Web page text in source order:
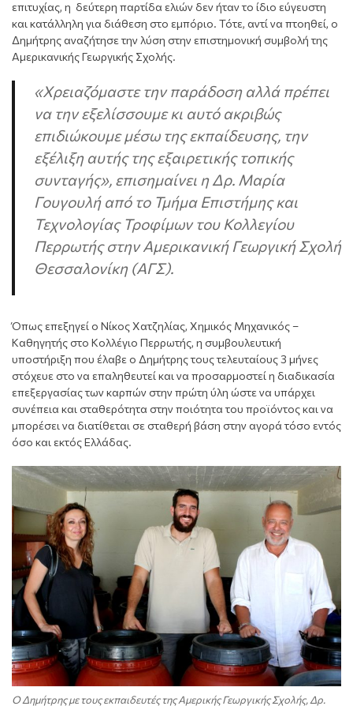
επιτυχίας, η δεύτερη παρτίδα ελιών δεν ήταν το ίδιο εύγευστη
και κατάλληλη για διάθεση στο εμπόριο. Τότε, αντί να πτοηθεί, ο
Δημήτρης αναζήτησε την λύση στην επιστημονική συμβολή της
Αμερικανικής Γεωργικής Σχολής.
«Χρειαζόμαστε την παράδοση αλλά πρέπει
να την εξελίσσουμε κι αυτό ακριβώς
επιδιώκουμε μέσω της εκπαίδευσης, την
εξέλιξη αυτής της εξαιρετικής τοπικής
συνταγής», επισημαίνει η Δρ. Μαρία
Γουγουλή από το Τμήμα Επιστήμης και
Τεχνολογίας Τροφίμων του Κολλεγίου
Περρωτής στην Αμερικανική Γεωργική Σχολή
Θεσσαλονίκη (ΑΓΣ).
Όπως επεξηγεί ο Νίκος Χατζηλίας, Χημικός Μηχανικός –
Καθηγητής στο Κολλέγιο Περρωτής, η συμβουλευτική
υποστήριξη που έλαβε ο Δημήτρης τους τελευταίους 3 μήνες
στόχευε στο να επαληθευτεί και να προσαρμοστεί η διαδικασία
επεξεργασίας των καρπών στην πρώτη ύλη ώστε να υπάρχει
συνέπεια και σταθερότητα στην ποιότητα του προϊόντος και να
μπορέσει να διατίθεται σε σταθερή βάση στην αγορά τόσο εντός
όσο και εκτός Ελλάδας.
Ο Δημήτρης με τους εκπαιδευτές της Αμερικής Γεωργικής Σχολής, Δρ.